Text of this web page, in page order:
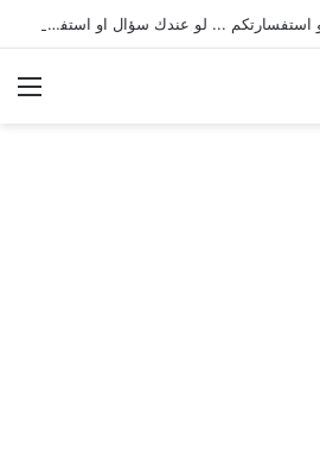
نتشرف بتلقي طلباتكم و استفسارتكم ... لو عندك سؤال او استفسار ماتدرددش فى طلب المساعدة